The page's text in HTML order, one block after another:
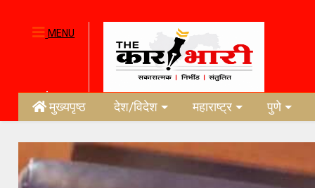
MENU
मुख्यपृष्ठ देश/विदेश महाराष्ट्र पुणे